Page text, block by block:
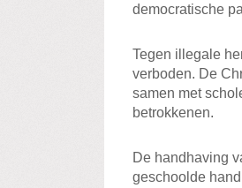
democratische
Tegen illegale
verboden. De
samen met
betrokkenen.
De handhaving
geschoolde